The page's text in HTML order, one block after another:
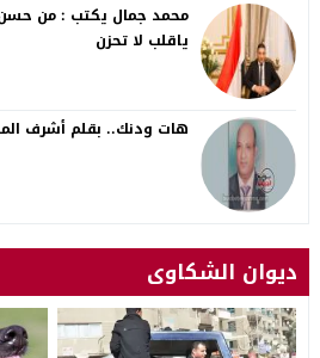
محمد جمال يكتب : من حسن
ياقلب لا تحزن
هات ودنك.. بقلم أشرف
ديوان الشكاوى